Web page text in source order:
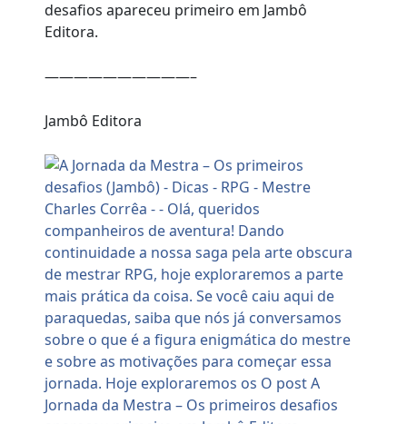
desafios apareceu primeiro em Jambô
Editora.
——————————–
Jambô Editora